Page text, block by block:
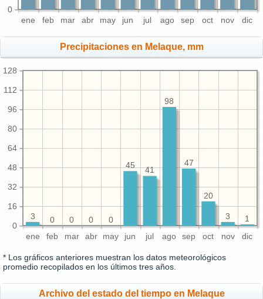
ene feb mar abr may jun jul ago sep oct nov dic
0
Precipitaciones en Melaque, mm
ene feb mar abr may jun jul ago sep oct nov dic
0
16
32
48
64
80
96
112
128
1
3
20
47
98
41
45
0
0
0
0
3
* Los gráficos anteriores muestran los datos meteorológicos
promedio recopilados en los últimos tres años.
Archivo del estado del tiempo en Melaque